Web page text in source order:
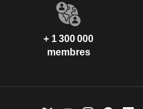
+ 1 300 000
membres